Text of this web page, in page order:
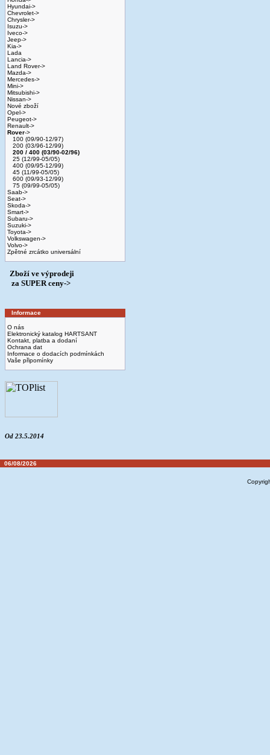
Hyundai->
Chevrolet->
Chrysler->
Isuzu->
Iveco->
Jeep->
Kia->
Lada
Lancia->
Land Rover->
Mazda->
Mercedes->
Mini->
Mitsubishi->
Nissan->
Nové zboží
Opel->
Peugeot->
Renault->
Rover->
100 (09/90-12/97)
200 (03/96-12/99)
200 / 400 (03/90-02/96)
25 (12/99-05/05)
400 (09/95-12/99)
45 (11/99-05/05)
600 (09/93-12/99)
75 (09/99-05/05)
Saab->
Seat->
Skoda->
Smart->
Subaru->
Suzuki->
Toyota->
Volkswagen->
Volvo->
Zpětné zrcátko universální
Zboží ve výprodeji
­ za SUPER ceny->
Informace
O nás
Elektronický katalog HARTSANT
Kontakt, platba a dodaní
Ochrana dat
Informace o dodacích podmínkách
Vaše připomínky
Od 23.5.2014
06/08/2026